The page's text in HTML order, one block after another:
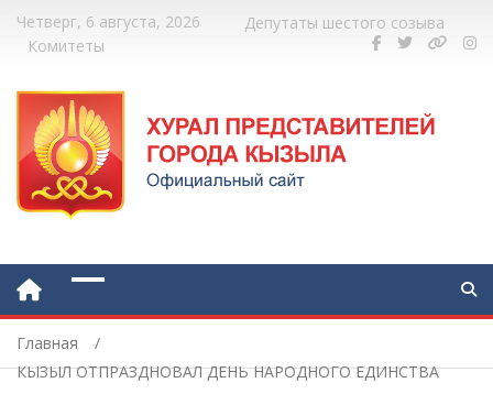
Четверг, 6 августа, 2026
Депутаты шестого созыва
Комитеты
Главная
КЫЗЫЛ ОТПРАЗДНОВАЛ ДЕНЬ НАРОДНОГО ЕДИНСТВА